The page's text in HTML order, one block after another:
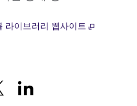
라이브러리 웹사이트